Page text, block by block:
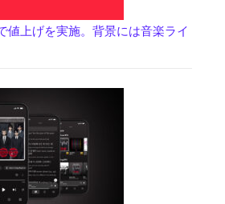
値上げを実施。背景には音楽ライ